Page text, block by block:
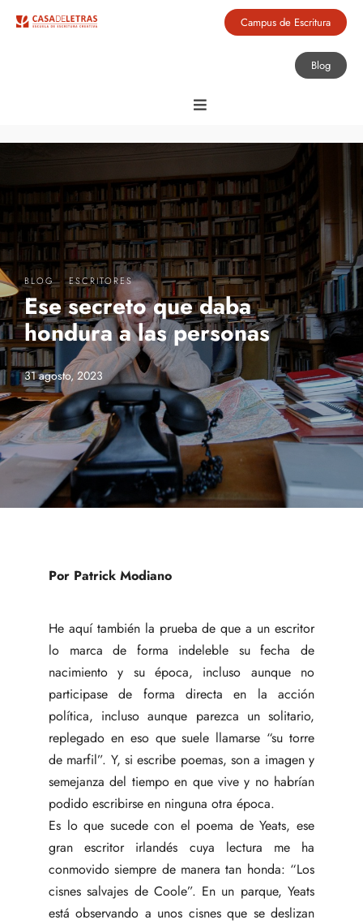
Campus de Escritura
Blog
BLOG·ESCRITORES
Ese secreto que daba
hondura a las personas
31 agosto, 2023
Por Patrick Modiano
He aquí también la prueba de que a un escritor
lo marca de forma indeleble su fecha de
nacimiento y su época, incluso aunque no
participase de forma directa en la acción
política, incluso aunque parezca un solitario,
replegado en eso que suele llamarse “su torre
de marfil”. Y, si escribe poemas, son a imagen y
semejanza del tiempo en que vive y no habrían
podido escribirse en ninguna otra época.
Es lo que sucede con el poema de Yeats, ese
gran escritor irlandés cuya lectura me ha
conmovido siempre de manera tan honda: “Los
cisnes salvajes de Coole”. En un parque, Yeats
está observando a unos cisnes que se deslizan